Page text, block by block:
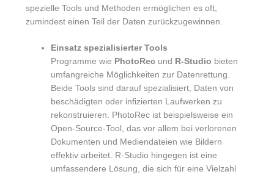
spezielle Tools und Methoden ermöglichen es oft,
zumindest einen Teil der Daten zurückzugewinnen.
Einsatz spezialisierter Tools
Programme wie PhotoRecund R-Studio bieten
umfangreiche Möglichkeiten zur Datenrettung.
Beide Tools sind darauf spezialisiert, Daten von
beschädigten oder infizierten Laufwerken zu
rekonstruieren. PhotoRec ist beispielsweise ein
Open-Source-Tool, das vor allem bei verlorenen
Dokumenten und Mediendateien wie Bildern
effektiv arbeitet. R-Studio hingegen ist eine
umfassendere Lösung, die sich für eine Vielzahl